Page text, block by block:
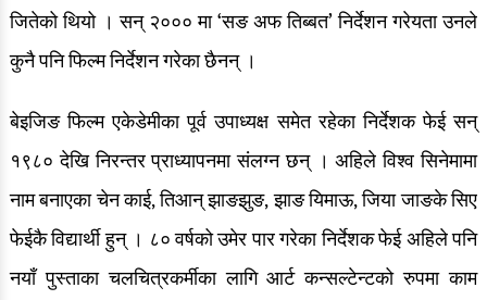
जितेको थियो । सन् २००० मा ‘सङ अफ तिब्बत’ निर्देशन गरेयता उनले
कुनै पनि फिल्म निर्देशन गरेका छैनन् ।
बेइजिङ फिल्म एकेडेमीका पूर्व उपाध्यक्ष समेत रहेका निर्देशक फेई सन्
१९८० देखि निरन्तर प्राध्यापनमा संलग्न छन् । अहिले विश्व सिनेमामा
नाम बनाएका चेन काई, तिआन् झाङझुङ, झाङ यिमाऊ, जिया जाङके सिए
फेईकै विद्यार्थी हुन् । ८० वर्षको उमेर पार गरेका निर्देशक फेई अहिले पनि
नयाँ पुस्ताका चलचित्रकर्मीका लागि आर्ट कन्सल्टेन्टको रुपमा काम